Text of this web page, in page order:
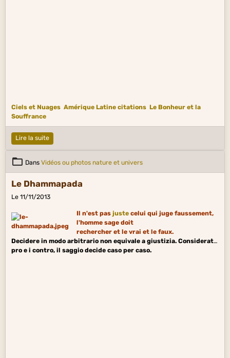
Ciels et Nuages Amérique Latine citations Le Bonheur et la
Souffrance
Lire la suite
Dans Vidéos ou photos nature et univers
Le Dhammapada
Le 11/11/2013
Il n'est pas justecelui qui juge faussement,
l'homme sage doit
rechercher et le vrai et le faux.
Decidere in modo arbitrario non equivale a giustizia. Considerati i
pro e i contro, il saggio decide caso per caso.